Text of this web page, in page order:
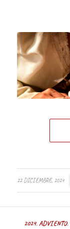
22 DICIEMBRE, 2024
2024,ADVIENTO,